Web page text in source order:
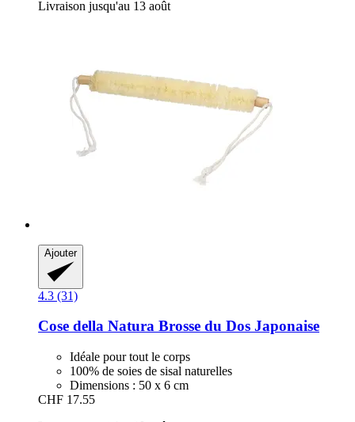
Livraison jusqu'au 13 août
Ajouter
4.3 (31)
Cose della Natura Brosse du Dos Japonaise
Idéale pour tout le corps
100% de soies de sisal naturelles
Dimensions : 50 x 6 cm
CHF 17.55